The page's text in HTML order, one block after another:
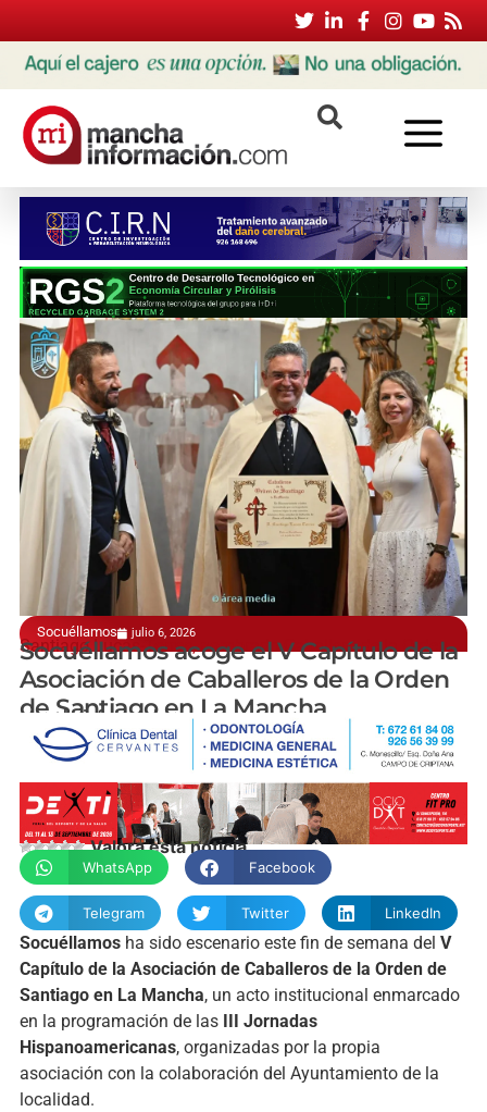
Socuéllamos julio 6, 2026
Santiago Lucas-Torres, nombrado Caballero de la Orden
Socuéllamos acoge el V Capítulo de la
Asociación de Caballeros de la Orden
de Santiago en La Mancha
manchainformacion.com
Valora esta noticia
WhatsApp Facebook
Telegram Twitter LinkedIn
Socuéllamosha sido escenario este fin de semana del V
Capítulo de la Asociación de Caballeros de la Orden de
Santiago en La Mancha, un acto institucional enmarcado
en la programación de las
III Jornadas
Hispanoamericanas, organizadas por la propia
asociación con la colaboración del Ayuntamiento de la
localidad.